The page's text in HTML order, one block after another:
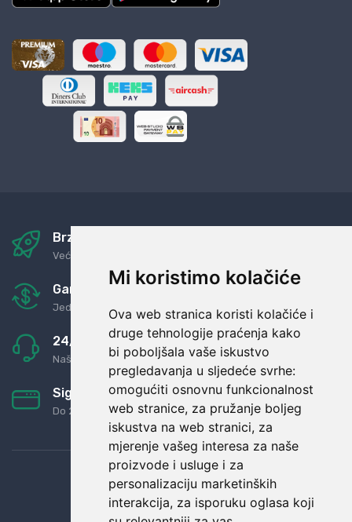
Mi koristimo kolačiće
Ova web stranica koristi kolačiće i
druge tehnologije praćenja kako
bi poboljšala vaše iskustvo
pregledavanja u sljedeće svrhe:
omogućiti osnovnu funkcionalnost
web stranice, za pružanje boljeg
iskustva na web stranici, za
mjerenje vašeg interesa za naše
proizvode i usluge i za
personalizaciju marketinških
interakcija, za isporuku oglasa koji
Brza i sigurna dostava
Već za nekoliko dana kod vas
Garancija u povrat novaca
Jednostavno pravilo: Roba za novac
24/7 odlična podrška
Naši agenti uvijek na raspolaganju
Sigurno obročno plaćanje
Do 24 rata bez kamata